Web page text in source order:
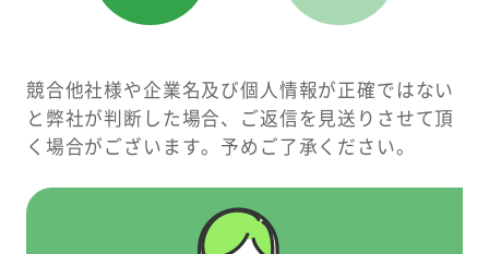
競合他社様や企業名及び個人情報が正確ではない
と弊社が判断した場合、 ご返信を見送りさせて頂
く場合がございます。予めご了承ください。